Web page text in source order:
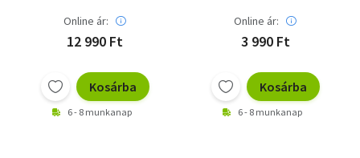
Online ár:
12 990 Ft
Kosárba
6 - 8 munkanap
Online ár:
3 990 Ft
Kosárba
6 - 8 munkanap